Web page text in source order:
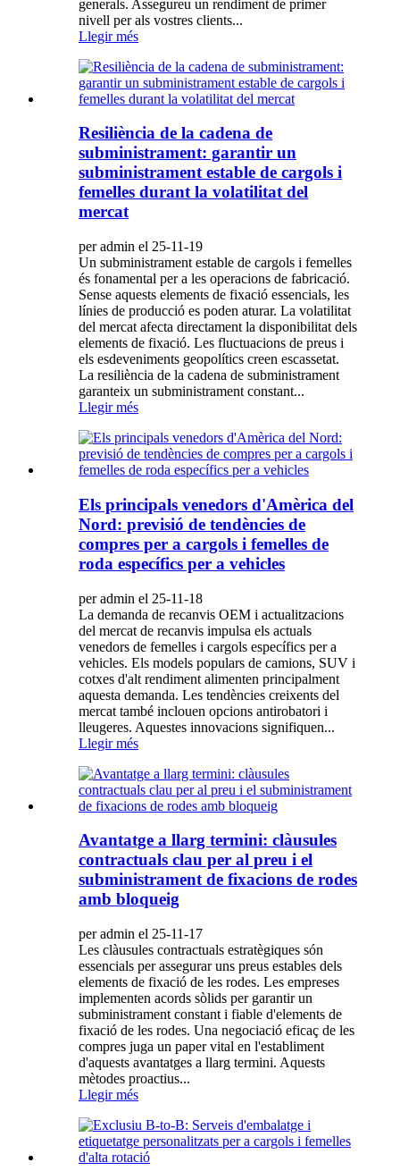
generals. Assegureu un rendiment de primer
nivell per als vostres clients...
Llegir més
Resiliència de la cadena de
subministrament: garantir un
subministrament estable de cargols i
femelles durant la volatilitat del
mercat
per admin el 25-11-19
Un subministrament estable de cargols i femelles
és fonamental per a les operacions de fabricació.
Sense aquests elements de fixació essencials, les
línies de producció es poden aturar. La volatilitat
del mercat afecta directament la disponibilitat dels
elements de fixació. Les fluctuacions de preus i
els esdeveniments geopolítics creen escassetat.
La resiliència de la cadena de subministrament
garanteix un subministrament constant...
Llegir més
Els principals venedors d'Amèrica del
Nord: previsió de tendències de
compres per a cargols i femelles de
roda específics per a vehicles
per admin el 25-11-18
La demanda de recanvis OEM i actualitzacions
del mercat de recanvis impulsa els actuals
venedors de femelles i cargols específics per a
vehicles. Els models populars de camions, SUV i
cotxes d'alt rendiment alimenten principalment
aquesta demanda. Les tendències creixents del
mercat també inclouen opcions antirobatori i
lleugeres. Aquestes innovacions signifiquen...
Llegir més
Avantatge a llarg termini: clàusules
contractuals clau per al preu i el
subministrament de fixacions de rodes
amb bloqueig
per admin el 25-11-17
Les clàusules contractuals estratègiques són
essencials per assegurar uns preus estables dels
elements de fixació de les rodes. Les empreses
implementen acords sòlids per garantir un
subministrament constant i fiable d'elements de
fixació de les rodes. Una negociació eficaç de les
compres juga un paper vital en l'establiment
d'aquests avantatges a llarg termini. Aquests
mètodes proactius...
Llegir més